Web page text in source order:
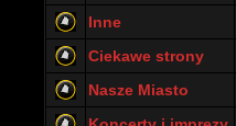
Inne
Ciekawe strony
Nasze Miasto